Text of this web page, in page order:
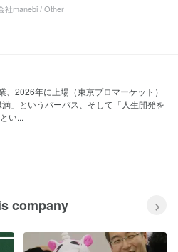
社manebi / Other
2026年に上場（東京プロマーケット）
」というパーパス、そして「人生開発を
い...
company